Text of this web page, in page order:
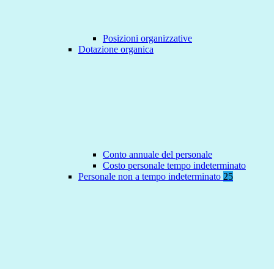
Posizioni organizzative
Dotazione organica
Conto annuale del personale
Costo personale tempo indeterminato
Personale non a tempo indeterminato 25